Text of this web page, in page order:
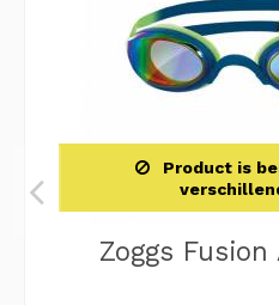
Product is
Zoggs